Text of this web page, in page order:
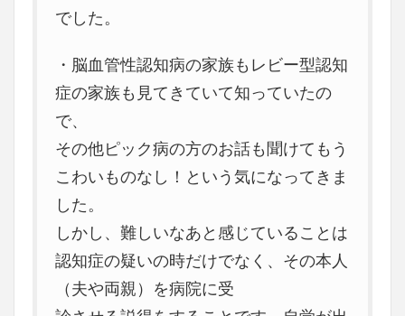
でした。
・脳血管性認知病の家族もレビー型認知
症の家族も見てきていて知っていたの
で、
その他ピック病の方のお話も聞けてもう
こわいものなし！という気になってきま
した。
しかし、難しいなあと感じていることは
認知症の疑いの時だけでなく、その本人
（夫や両親）を病院に受